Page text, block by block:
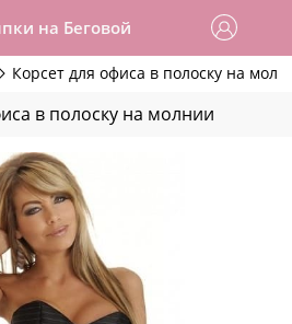
на Беговой
Корсет для офиса в полоску на
в полоску на молнии